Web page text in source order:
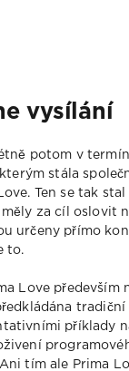
vysílání
potom v
stála
Ten se tak
za cíl oslovit
určeny přímo
to.
Love především
příklady
tím ale Prima